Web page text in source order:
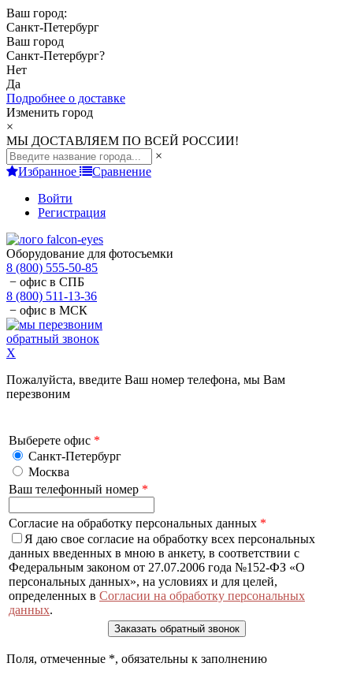
Ваш город:
Санкт-Петербург
Ваш город
Санкт-Петербург?
Нет
Да
Подробнее о доставке
Изменить город
×
МЫ ДОСТАВЛЯЕМ ПО ВСЕЙ РОССИИ!
×
Избранное
Сравнение
Войти
Регистрация
Оборудование для фотосъемки
8 (800) 555-50-85
− офис в СПБ
8 (800) 511-13-36
− офис в МСК
обратный звонок
X
Пожалуйста, введите Ваш номер телефона, мы Вам
перезвоним
Выберете офис *
Санкт-Петербург
Москва
Ваш телефонный номер *
Согласие на обработку персональных данных *
Я даю свое согласие на обработку всех персональных
данных введенных в мною в анкету, в соответствии с
Федеральным законом от 27.07.2006 года №152-ФЗ «О
персональных данных», на условиях и для целей,
определенных в Согласии на обработку персональных
данных.
Поля, отмеченные *, обязательны к заполнению